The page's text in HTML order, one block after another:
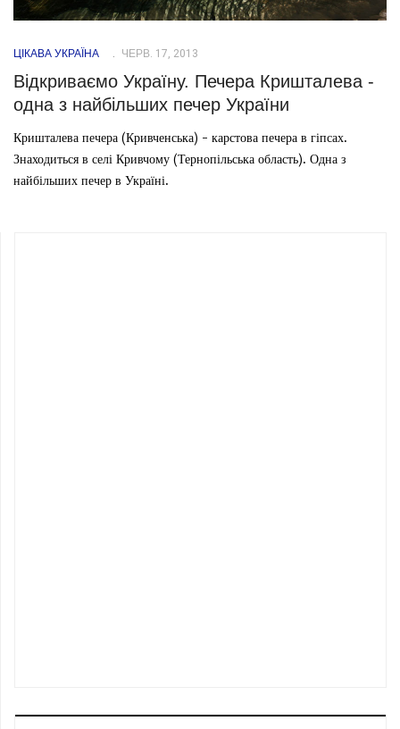
ЦІКАВА УКРАЇНА ЧЕРВ. 17, 2013
Відкриваємо Україну. Печера Кришталева -
одна з найбільших печер України
Кришталева печера (Кривченська) - карстова печера в гіпсах.
Знаходиться в селі Кривчому (Тернопільська область). Одна з
найбільших печер в Україні.